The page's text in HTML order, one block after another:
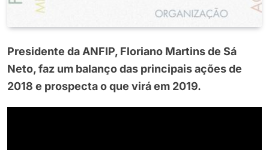
Presidente da ANFIP, Floriano Martins de Sá
Neto, faz um balanço das principais ações de
2018 e prospecta o que virá em 2019.